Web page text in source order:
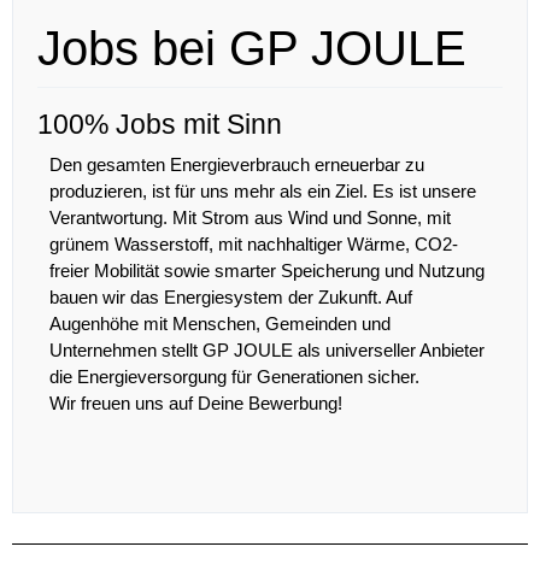
Jobs bei GP JOULE
100% Jobs mit Sinn
Den gesamten Energieverbrauch erneuerbar zu
produzieren, ist für uns mehr als ein Ziel. Es ist unsere
Verantwortung. Mit Strom aus Wind und Sonne, mit
grünem Wasserstoff, mit nachhaltiger Wärme, CO2-
freier Mobilität sowie smarter Speicherung und Nutzung
bauen wir das Energiesystem der Zukunft. Auf
Augenhöhe mit Menschen, Gemeinden und
Unternehmen stellt GP JOULE als universeller Anbieter
die Energieversorgung für Generationen sicher.
Wir freuen uns auf Deine Bewerbung!